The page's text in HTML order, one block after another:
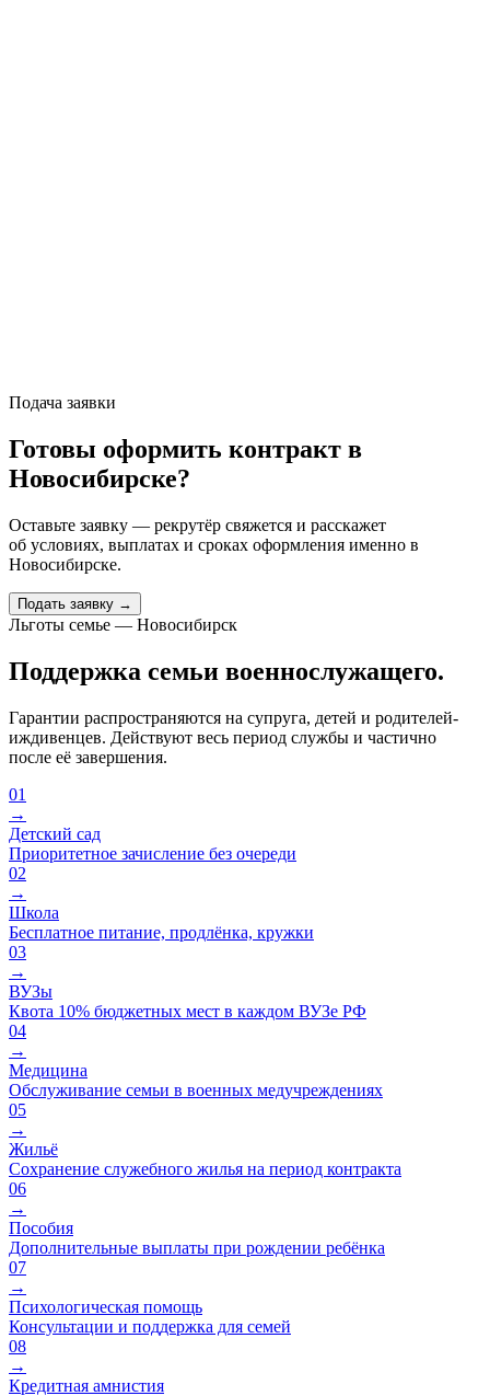
Подача заявки
Готовы оформить контракт в
Новосибирске?
Оставьте заявку — рекрутёр свяжется и расскажет
об условиях, выплатах и сроках оформления именно в
Новосибирске.
Подать заявку →
Льготы семье — Новосибирск
Поддержка семьи военнослужащего.
Гарантии распространяются на супруга, детей и родителей-
иждивенцев. Действуют весь период службы и частично
после её завершения.
01
→
Детский сад
Приоритетное зачисление без очереди
02
→
Школа
Бесплатное питание, продлёнка, кружки
03
→
ВУЗы
Квота 10% бюджетных мест в каждом ВУЗе РФ
04
→
Медицина
Обслуживание семьи в военных медучреждениях
05
→
Жильё
Сохранение служебного жилья на период контракта
06
→
Пособия
Дополнительные выплаты при рождении ребёнка
07
→
Психологическая помощь
Консультации и поддержка для семей
08
→
Кредитная амнистия